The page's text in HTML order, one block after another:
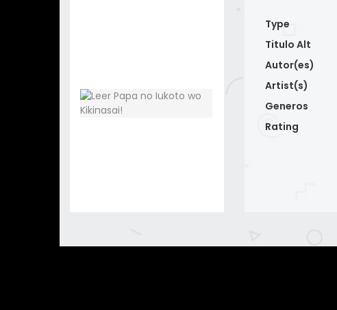
Type
Titulo Alt
Autor(es)
Artist(s)
Generos
Rating